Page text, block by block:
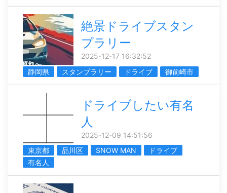
絶景ドライブスタン
プラリー
2025-12-17 16:32:52
静岡県
スタンプラリー ドライブ 御前崎市
ドライブしたい有名
人
2025-12-09 14:51:56
東京都
品川区 SNOW MAN
ドライブ
有名人